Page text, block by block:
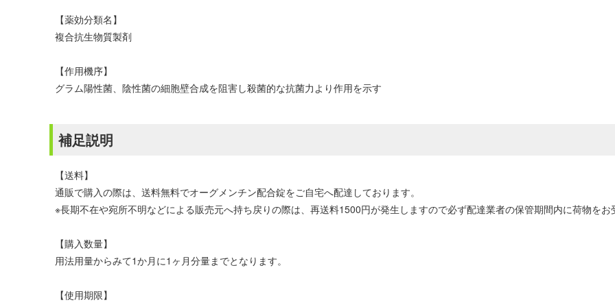
【薬効分類名】
複合抗生物質製剤
【作用機序】
グラム陽性菌、陰性菌の細胞壁合成を阻害し殺菌的な抗菌力より作用を示す
補足説明
【送料】
通販で購入の際は、送料無料でオーグメンチン配合錠をご自宅へ配達しております。
※長期不在や宛所不明などによる販売元へ持ち戻りの際は、再送料1500円が発生しますので必ず配達業者の保管期間内に荷物をお
【購入数量】
用法用量からみて1か月に1ヶ月分量までとなります。
【使用期限】